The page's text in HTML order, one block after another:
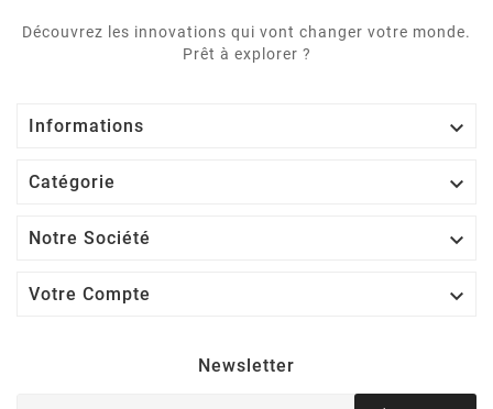
Découvrez les innovations qui vont changer votre monde.
Prêt à explorer ?
Informations 
Catégorie 
Notre Société 
Votre Compte 
Newsletter